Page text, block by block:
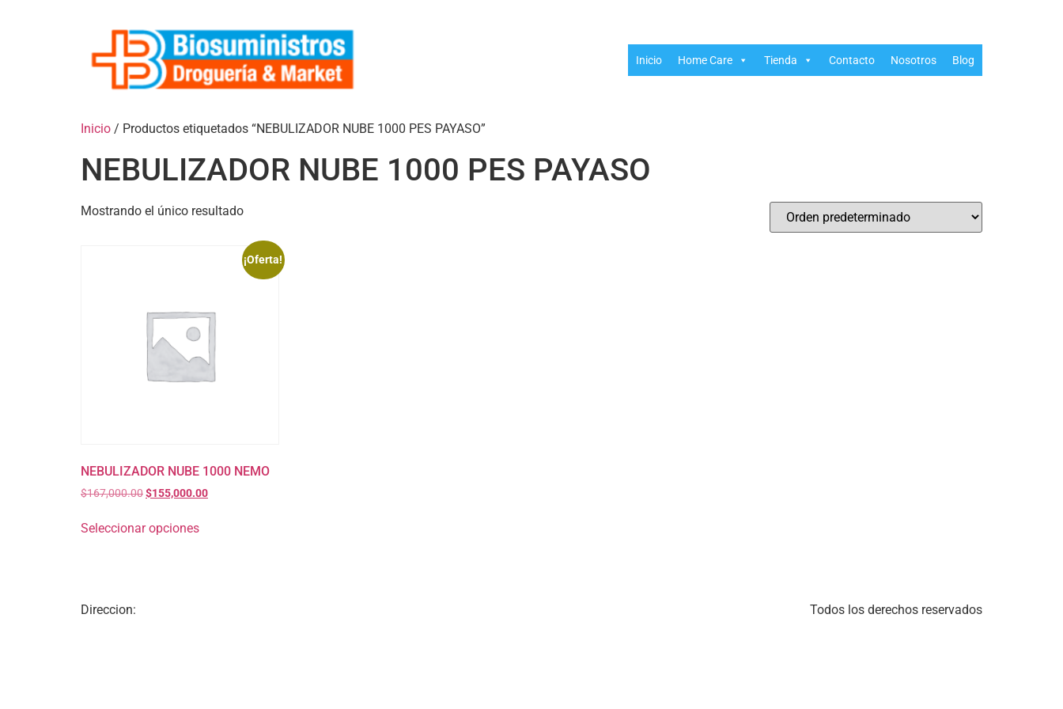
Inicio Home Care Tienda Contacto Nosotros Blog
Inicio / Productos etiquetados “NEBULIZADOR NUBE 1000 PES PAYASO”
NEBULIZADOR NUBE 1000 PES PAYASO
Mostrando el único resultado
¡Oferta!
NEBULIZADOR NUBE 1000 NEMO
$167,000.00$155,000.00
Seleccionar opciones
Direccion: Todos los derechos reservados